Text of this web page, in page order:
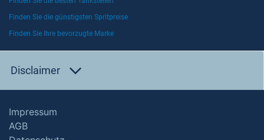
Finden Sie die günstigsten Spritpreise
Finden Sie Ihre bevorzugte Marke
Disclaimer
Impressum
AGB